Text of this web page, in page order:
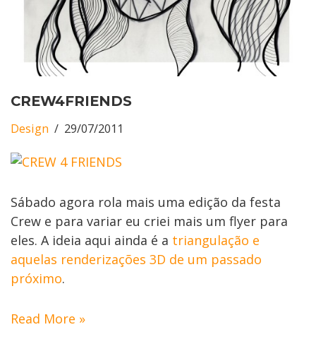
CREW4FRIENDS
Design 29/07/2011
Sábado agora rola mais uma edição da festa
Crew e para variar eu criei mais um flyer para
eles. A ideia aqui ainda é a triangulação e
aquelas renderizações 3D de um passado
próximo.
Read More »